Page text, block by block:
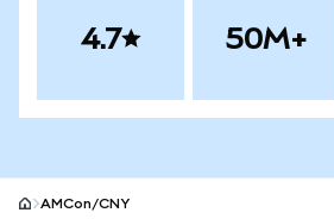
4.7 50M+
AMCon/CNY